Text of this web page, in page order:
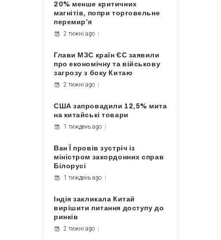
20% менше критичних
магнітів, попри торговельне
перемир’я
2 тижні ago
Глави МЗС країн ЄС заявили
про економічну та військову
загрозу з боку Китаю
2 тижні ago
США запровадили 12,5% мита
на китайські товари
1 тиждень ago
Ван Ї провів зустріч із
міністром закордонних справ
Білорусі
1 тиждень ago
Індія закликала Китай
вирішити питання доступу до
ринків
2 тижні ago